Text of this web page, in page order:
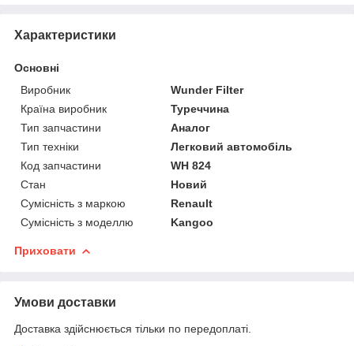
Характеристики
Основні
Виробник
Wunder Filter
Країна виробник
Туреччина
Тип запчастини
Аналог
Тип техніки
Легковий автомобіль
Код запчастини
WH 824
Стан
Новий
Сумісність з маркою
Renault
Сумісність з моделлю
Kangoo
Приховати
Умови доставки
Доставка здійснюється тільки по передоплаті.